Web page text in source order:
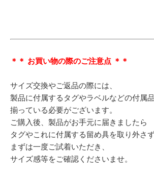
＊＊ お買い物の際のご注意点 ＊＊
サイズ交換やご返品の際には、
製品に付属するタグやラベルなどの付属
揃っている必要がございます。
ご購入後、製品がお手元に届きましたら
タグやこれに付属する留め具を取り外さ
まずは一度ご試着いただき、
サイズ感等をご確認くださいませ。